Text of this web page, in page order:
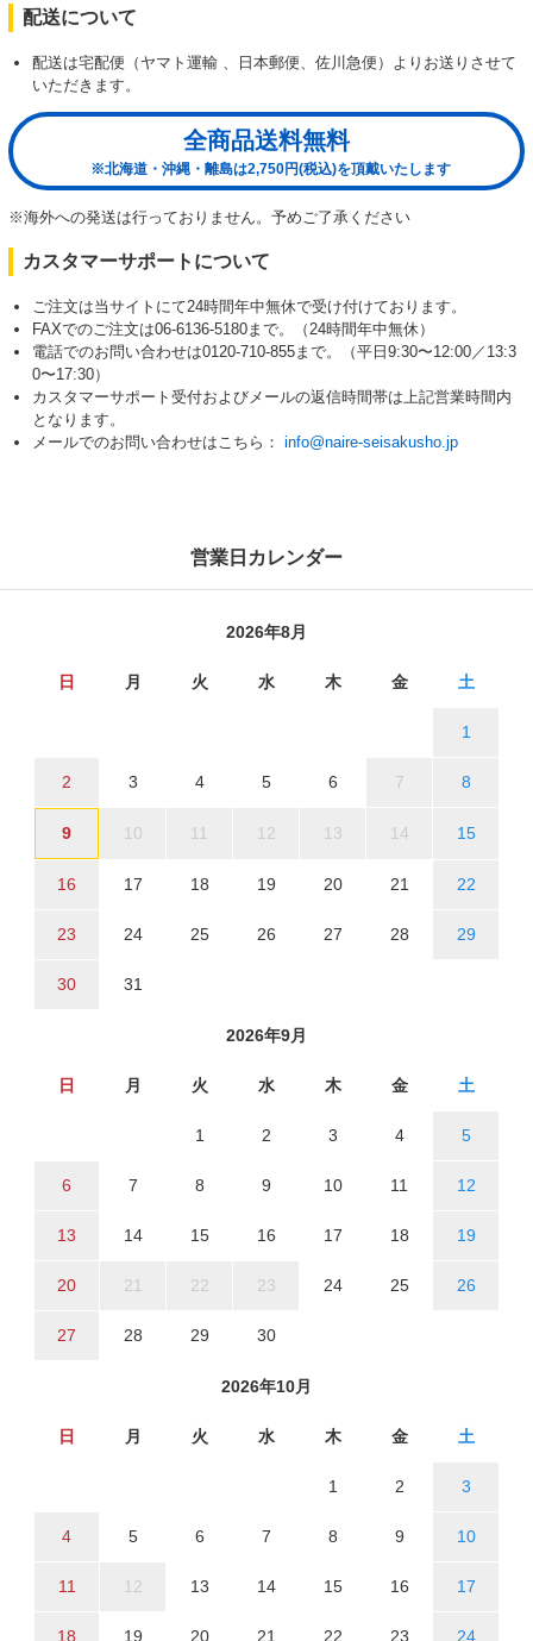
配送について
配送は宅配便（ヤマト運輸 、日本郵便、佐川急便）よりお送りさせて
いただきます。
全商品送料無料
※北海道・沖縄・離島は2,750円(税込)を頂戴いたします
※海外への発送は行っておりません。予めご了承ください
カスタマーサポートについて
ご注文は当サイトにて24時間年中無休で受け付けております。
FAXでのご注文は06-6136-5180まで。（24時間年中無休）
電話でのお問い合わせは0120-710-855まで。（平日9:30〜12:00／13:3
0〜17:30）
カスタマーサポート受付およびメールの返信時間帯は上記営業時間内
となります。
メールでのお問い合わせはこちら： info@naire-seisakusho.jp
営業日カレンダー
2026年8月
日 月 火 水 木 金 土
1
2 3 4 5 6 7 8
9 10 11 12 13 14 15
16 17 18 19 20 21 22
23 24 25 26 27 28 29
30 31
2026年9月
日 月 火 水 木 金 土
1 2 3 4 5
6 7 8 9 10 11 12
13 14 15 16 17 18 19
20 21 22 23 24 25 26
27 28 29 30
2026年10月
日 月 火 水 木 金 土
1 2 3
4 5 6 7 8 9 10
11 12 13 14 15 16 17
18 19 20 21 22 23 24